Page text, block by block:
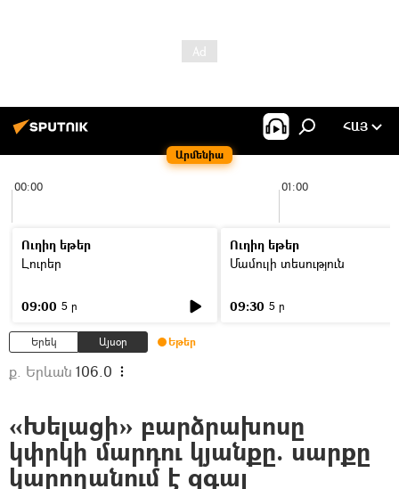
Արմենիա
ՀԱՅ
00:00 01:00
Ուղիղ եթեր
Լուրեր
09:00 5 ր
Ուղիղ եթեր
Մամուլի տեսություն
09:30 5 ր
Երեկ Այսօր Եթեր
ք. Երևան 106.0
«Խելացի» բարձրախոսը
կփրկի մարդու կյանքը. սարքը
կարողանում է զգալ